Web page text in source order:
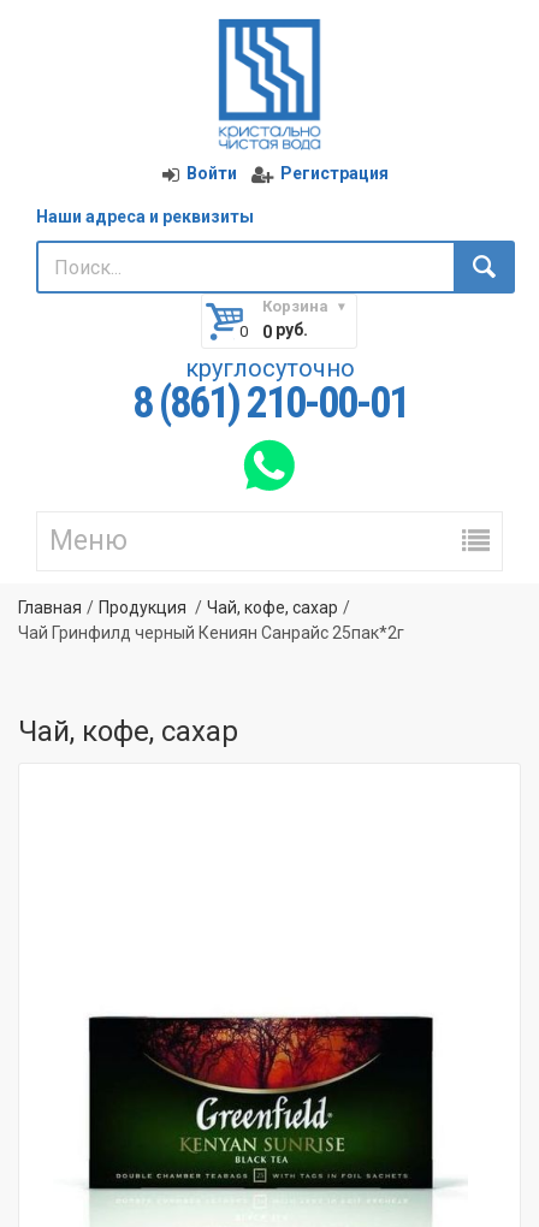
Войти Регистрация
Наши адреса и реквизиты
Корзина
0руб.
круглосуточно
8 (861) 210-00-01
Главная Продукция
Чай, кофе, сахар
Чай Гринфилд черный Кениян Санрайс 25пак*2г
Чай, кофе, сахар